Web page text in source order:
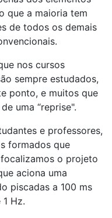
que a maioria tem
de todos os demais
nos cursos
sempre estudados,
ponto, e muitos que
uma “reprise".
e professores,
formados que
focalizamos o projeto
aciona uma
piscadas a 100 ms
Hz.